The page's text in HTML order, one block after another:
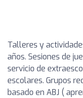
Talleres y
años. Sesiones de
servicio de
escolares. Grupos
basado en ABJ (